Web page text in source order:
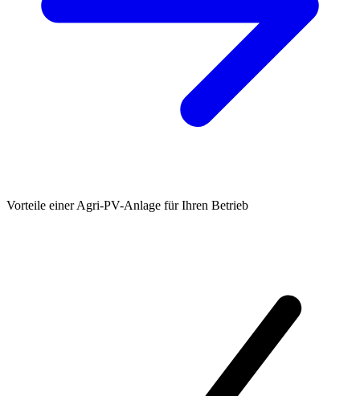
Vorteile einer Agri-PV-Anlage für Ihren Betrieb